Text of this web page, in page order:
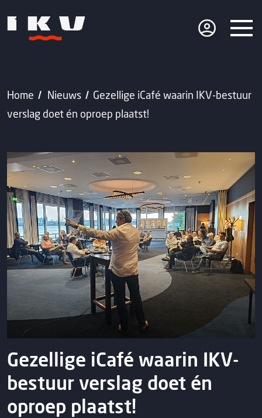
Home Nieuws
Gezellige iCafé waarin IKV-bestuur
verslag doet én oproep plaatst!
Gezellige iCafé waarin IKV-
bestuur verslag doet én
oproep plaatst!